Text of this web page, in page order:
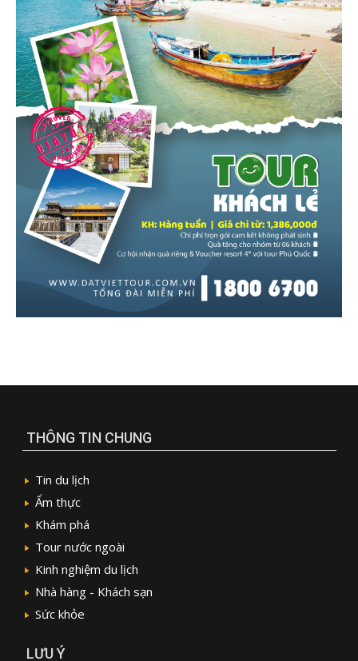
THÔNG TIN CHUNG
Tin du lịch
Ẩm thực
Khám phá
Tour nước ngoài
Kinh nghiệm du lịch
Nhà hàng - Khách sạn
Sức khỏe
LƯU Ý